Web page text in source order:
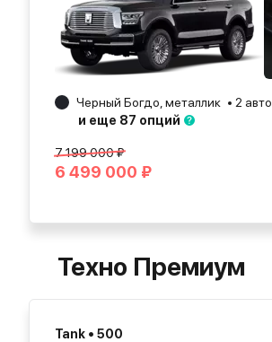
Черный Богдо, металлик 2 авто
и еще 87 опций
7 199 000 ₽
6 499 000 ₽
Техно Премиум
Tank • 500